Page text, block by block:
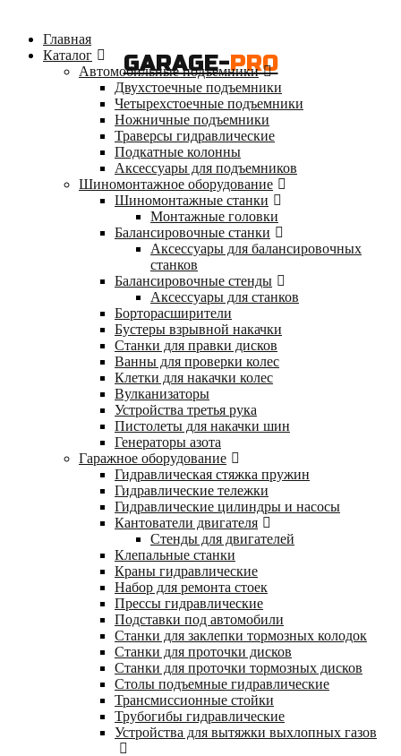
GARAGE-PRO
Главная
Каталог
Автомобильные подъемники
Двухстоечные подъемники
Четырехстоечные подъемники
Ножничные подъемники
Траверсы гидравлические
Подкатные колонны
Аксессуары для подъемников
Шиномонтажное оборудование
Шиномонтажные станки
Монтажные головки
Балансировочные станки
Аксессуары для балансировочных
станков
Балансировочные стенды
Аксессуары для станков
Борторасширители
Бустеры взрывной накачки
Станки для правки дисков
Ванны для проверки колес
Клетки для накачки колес
Вулканизаторы
Устройства третья рука
Пистолеты для накачки шин
Генераторы азота
Гаражное оборудование
Гидравлическая стяжка пружин
Гидравлические тележки
Гидравлические цилиндры и насосы
Кантователи двигателя
Стенды для двигателей
Клепальные станки
Краны гидравлические
Набор для ремонта стоек
Прессы гидравлические
Подставки под автомобили
Станки для заклепки тормозных колодок
Станки для проточки дисков
Станки для проточки тормозных дисков
Столы подъемные гидравлические
Трансмиссионные стойки
Трубогибы гидравлические
Устройства для вытяжки выхлопных газов